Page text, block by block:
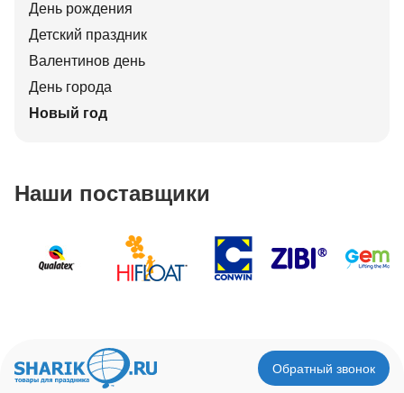
День рождения
Детский праздник
Валентинов день
День города
Новый год
Наши поставщики
Обратный звонок